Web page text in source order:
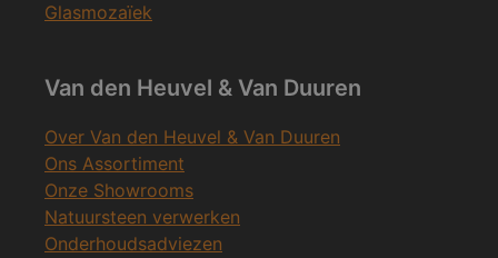
Glasmozaïek
Van den Heuvel & Van Duuren
Over Van den Heuvel & Van Duuren
Ons Assortiment
Onze Showrooms
Natuursteen verwerken
Onderhoudsadviezen